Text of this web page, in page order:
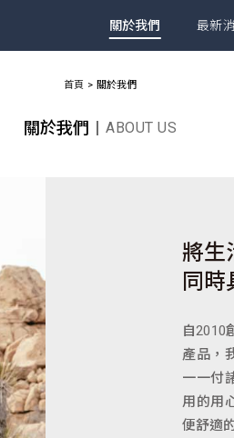
關於我們 最新
首頁 關於我們
關於我們 ABOUT US
將生
同
自2010
產品，
一一付
用的用
便舒適